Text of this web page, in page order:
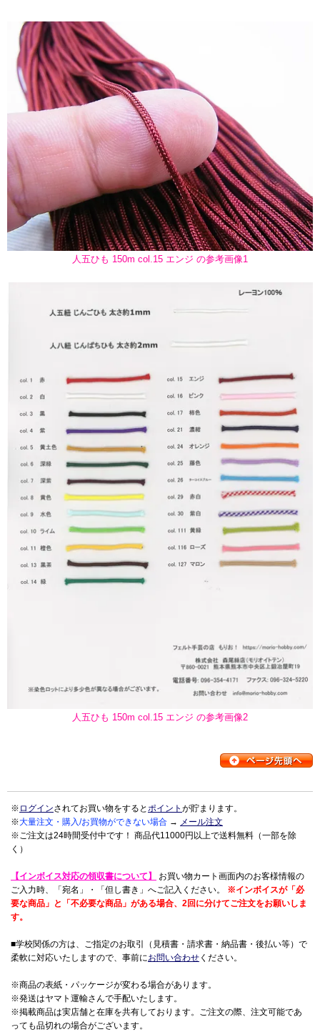
人五ひも 150m col.15 エンジ の参考画像1
人五ひも 150m col.15 エンジ の参考画像2
※ ログインされてお買い物をするとポイント が貯まります。
※大量注文・購入/お買物ができない場合 → メール注文
※ご注文は24時間受付中です！ 商品代11000円以上で送料無料（一部を除
く）
【インボイス対応の領収書について】
お買い物カート画面内のお客様情報の
ご入力時、「宛名」・「但し書き」へご記入ください。 ※インボイスが「必
要な商品」と「不必要な商品」がある場合、2回に分けてご注文をお願いしま
す。
■学校関係の方は、ご指定のお取引（見積書・請求書・納品書・後払い等）で
柔軟に対応いたしますので、事前にお問い合わせ ください。
※商品の表紙・パッケージが変わる場合があります。
※発送はヤマト運輸さんで手配いたします。
※掲載商品は実店舗と在庫を共有しております。ご注文の際、注文可能であ
っても品切れの場合がございます。